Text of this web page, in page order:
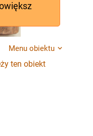
Menu obiektu
ten obiekt